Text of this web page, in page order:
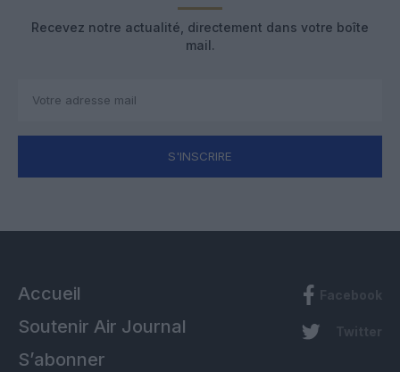
Recevez notre actualité, directement dans votre boîte
mail.
S'INSCRIRE
Accueil
Soutenir Air Journal
S’abonner